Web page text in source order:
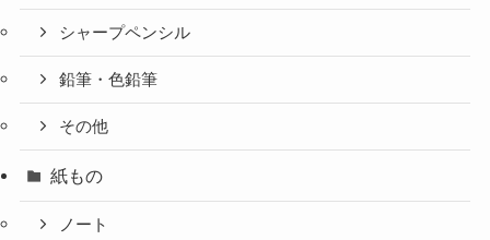
シャープペンシル
鉛筆・色鉛筆
その他
紙もの
ノート